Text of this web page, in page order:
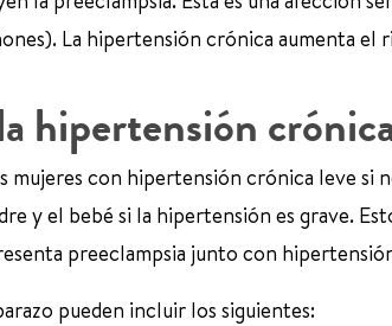
La hipertensión crónica aumenta el
hipertensión
mujeres con hipertensión crónica leve
y el bebé si la hipertensión es grave.
preeclampsia junto con
pueden incluir los siguientes: